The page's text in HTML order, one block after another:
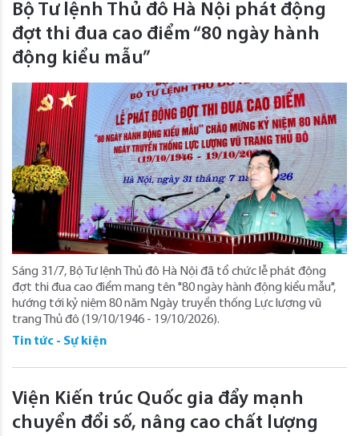
Bộ Tư lệnh Thủ đô Hà Nội phát động
đợt thi đua cao điểm “80 ngày hành
động kiểu mẫu”
Sáng 31/7, Bộ Tư lệnh Thủ đô Hà Nội đã tổ chức lễ phát động
đợt thi đua cao điểm mang tên "80 ngày hành động kiểu mẫu",
hướng tới kỷ niệm 80 năm Ngày truyền thống Lực lượng vũ
trang Thủ đô (19/10/1946 - 19/10/2026).
Tin tức - Sự kiện
Viện Kiến trúc Quốc gia đẩy mạnh
chuyển đổi số, nâng cao chất lượng